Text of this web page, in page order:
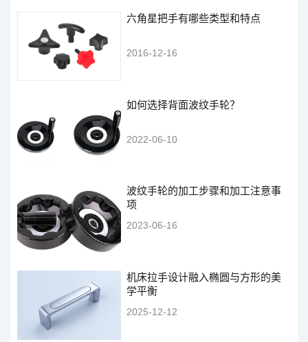
六角星把手有哪些类型和特点
2016-12-16
如何选择背面波纹手轮？
2022-06-10
波纹手轮的加工步骤和加工注意事
项
2023-06-16
机床拉手设计融入椭圆与方形的美
学平衡
2025-12-12